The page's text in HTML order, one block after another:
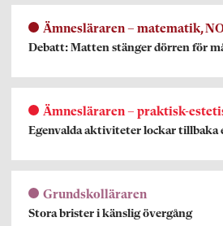
Ämnesläraren – matematik,
Debatt: Matten stänger dörren för
Ämnesläraren – praktisk-
Egenvalda aktiviteter lockar
Grundskolläraren
Stora brister i känslig övergång